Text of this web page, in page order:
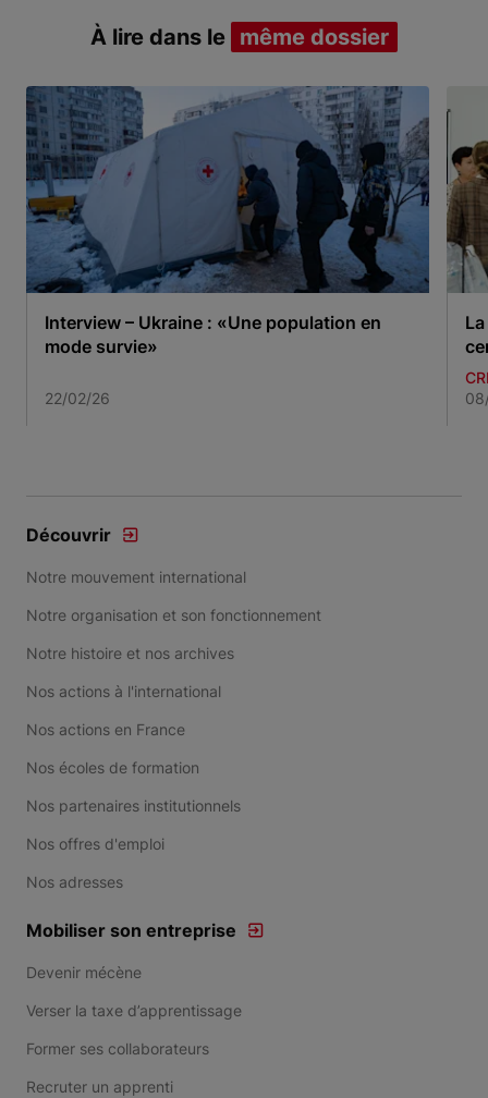
À lire dans le même dossier
Interview – Ukraine : «Une population en
mode survie»
22/02/26
Découvrir
Notre mouvement international
Notre organisation et son fonctionnement
Notre histoire et nos archives
Nos actions à l'international
Nos actions en France
Nos écoles de formation
Nos partenaires institutionnels
Nos offres d'emploi
Nos adresses
Mobiliser son entreprise
Devenir mécène
Verser la taxe d’apprentissage
Former ses collaborateurs
Recruter un apprenti